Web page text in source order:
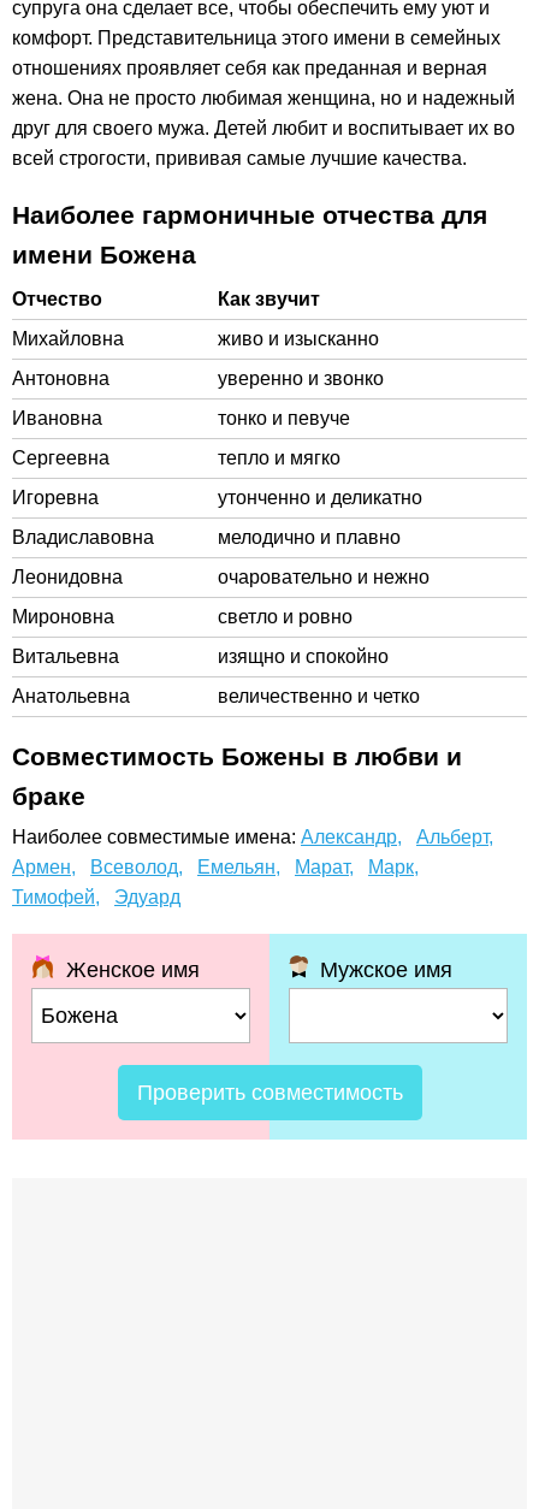
супруга она сделает все, чтобы обеспечить ему уют и
комфорт. Представительница этого имени в семейных
отношениях проявляет себя как преданная и верная
жена. Она не просто любимая женщина, но и надежный
друг для своего мужа. Детей любит и воспитывает их во
всей строгости, прививая самые лучшие качества.
Наиболее гармоничные отчества для
имени Божена
Отчество
Как звучит
Михайловна
живо и изысканно
Антоновна
уверенно и звонко
Ивановна
тонко и певуче
Сергеевна
тепло и мягко
Игоревна
утонченно и деликатно
Владиславовна
мелодично и плавно
Леонидовна
очаровательно и нежно
Мироновна
светло и ровно
Витальевна
изящно и спокойно
Анатольевна
величественно и четко
Совместимость Божены в любви и
браке
Наиболее совместимые имена: Александр,
Альберт,
Армен,
Всеволод, Емельян, Марат,
Марк,
Тимофей,
Эдуард
Женское имя Мужское имя
Проверить совместимость